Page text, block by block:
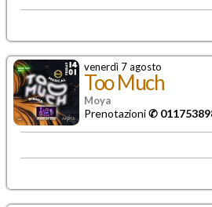
venerdì 7 agosto
Too Much
Moya
Prenotazioni✆